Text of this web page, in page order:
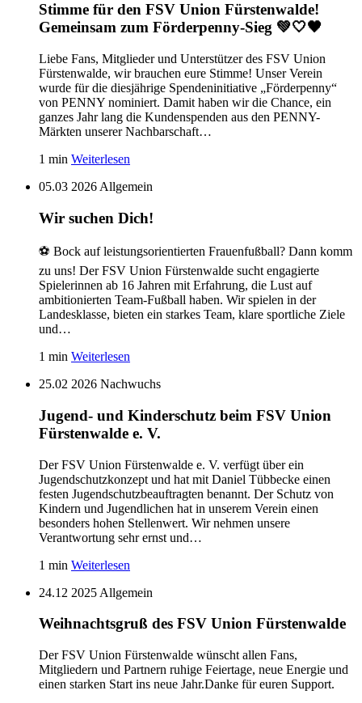
Stimme für den FSV Union Fürstenwalde!
Gemeinsam zum Förderpenny-Sieg 💚🤍🖤
Liebe Fans, Mitglieder und Unterstützer des FSV Union
Fürstenwalde, wir brauchen eure Stimme! Unser Verein
wurde für die diesjährige Spendeninitiative „Förderpenny“
von PENNY nominiert. Damit haben wir die Chance, ein
ganzes Jahr lang die Kundenspenden aus den PENNY-
Märkten unserer Nachbarschaft…
1 min Weiterlesen
05.03 2026 Allgemein
Wir suchen Dich!
⚽️ Bock auf leistungsorientierten Frauenfußball? Dann komm
zu uns! Der FSV Union Fürstenwalde sucht engagierte
Spielerinnen ab 16 Jahren mit Erfahrung, die Lust auf
ambitionierten Team-Fußball haben. Wir spielen in der
Landesklasse, bieten ein starkes Team, klare sportliche Ziele
und…
1 min Weiterlesen
25.02 2026 Nachwuchs
Jugend- und Kinderschutz beim FSV Union
Fürstenwalde e. V.
Der FSV Union Fürstenwalde e. V. verfügt über ein
Jugendschutzkonzept und hat mit Daniel Tübbecke einen
festen Jugendschutzbeauftragten benannt. Der Schutz von
Kindern und Jugendlichen hat in unserem Verein einen
besonders hohen Stellenwert. Wir nehmen unsere
Verantwortung sehr ernst und…
1 min Weiterlesen
24.12 2025 Allgemein
Weihnachtsgruß des FSV Union Fürstenwalde
Der FSV Union Fürstenwalde wünscht allen Fans,
Mitgliedern und Partnern ruhige Feiertage, neue Energie und
einen starken Start ins neue Jahr.Danke für euren Support.